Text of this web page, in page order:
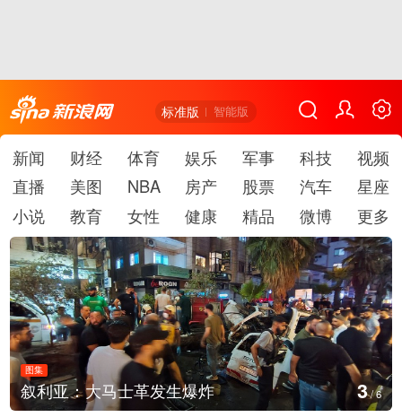
标准版 智能版
新闻 财经 体育 娱乐 军事 科技
视频
直播
美图 NBA 房产 股票 汽车
星座
小说
教育 女性 健康 精品 微博 更多
图集
云南弥勒：欢庆火把节 4/6